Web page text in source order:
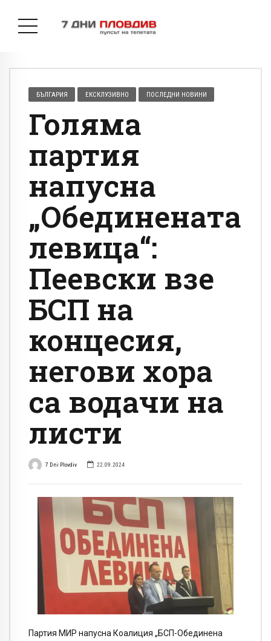
БЪЛГАРИЯ ЕКСКЛУЗИВНО ПОСЛЕДНИ НОВИНИ
Голяма
партия
напусна
„Обединената
левица“:
Пеевски взе
БСП на
концесия,
негови хора
са водачи на
листи
7 Dni Plovdiv 22.09.2024
Партия МИР напусна Коалиция „БСП-Обединена